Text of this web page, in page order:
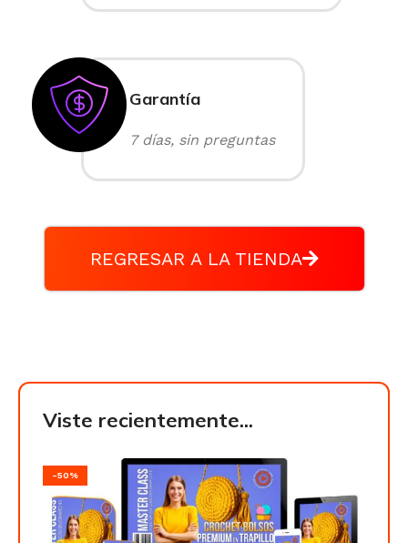
Garantía
7 días, sin preguntas
REGRESAR A LA TIENDA
Viste recientemente...
-50%